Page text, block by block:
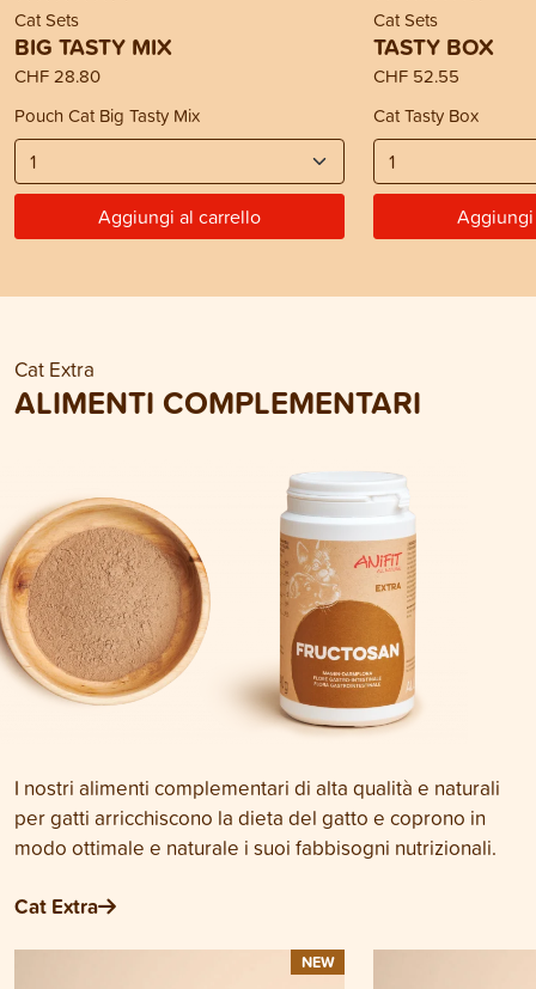
Cat Sets
BIG TASTY MIX
CHF 28.80
Pouch Cat Big Tasty Mix
Aggiungi al carrello
Cat Sets
TASTY BOX
CHF 52.55
Cat Tasty Box
Cat Extra
ALIMENTI COMPLEMENTARI
I nostri alimenti complementari di alta qualità e naturali
per gatti arricchiscono la dieta del gatto e coprono in
modo ottimale e naturale i suoi fabbisogni nutrizionali.
Cat Extra
NEW